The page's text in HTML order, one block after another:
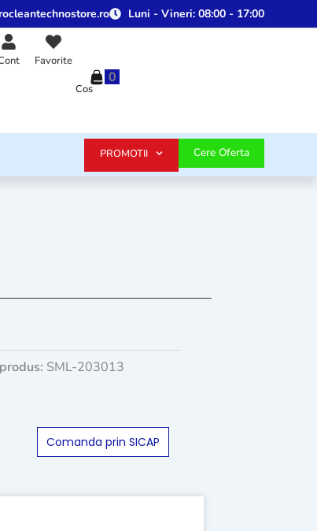
Luni - Vineri:08:00 - 17:00
Favorite
0
Cos
Cere Oferta
PROMOTII
SML-203013
Comanda prin SICAP